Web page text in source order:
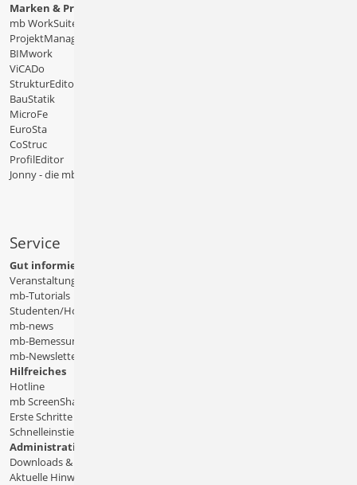
Marken & Produkte
mb WorkSuite
ProjektManager
BIMwork
ViCADo
StrukturEditor
BauStatik
MicroFe
EuroSta
CoStruc
ProfilEditor
Jonny - die mb-App
Service
Gut informiert
Veranstaltungen
mb-Tutorials
Studenten/Hochschule
mb-news
mb-Bemessungstafeln
mb-Newsletter
Hilfreiches
Hotline
mb ScreenShare
Erste Schritte
Schnelleinstiege & Doku
Administratives
Downloads & Patches
Aktuelle Hinweise